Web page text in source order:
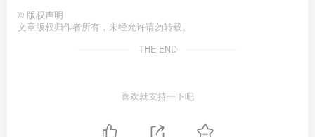
© 版权声明
文章版权归作者所有，未经允许请勿转载。
THE END
喜欢就支持一下吧